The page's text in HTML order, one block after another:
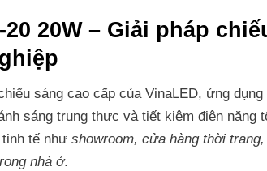
20W – Giải pháp
sáng cao cấp của VinaLED, ứng dụng
sáng trung thực và tiết kiệm điện năng
tinh tế như showroom, cửa hàng thời
nhà ở.